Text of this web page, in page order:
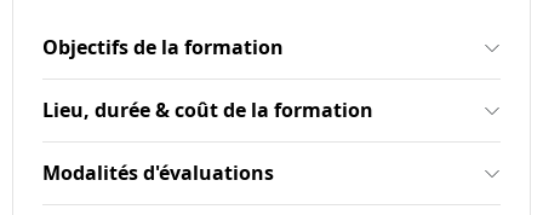
Objectifs de la formation
Lieu, durée & coût de la formation
Modalités d'évaluations